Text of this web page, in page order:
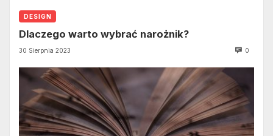
DESIGN
Dlaczego warto wybrać narożnik?
30 Sierpnia 2023 0